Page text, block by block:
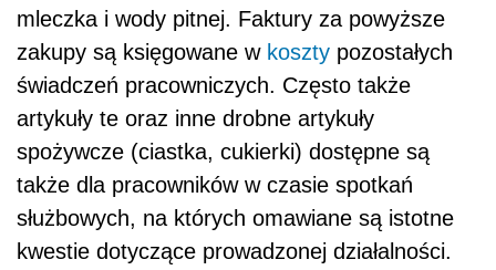
mleczka i wody pitnej. Faktury za powyższe
zakupy są księgowane w koszty pozostałych
świadczeń pracowniczych. Często także
artykuły te oraz inne drobne artykuły
spożywcze (ciastka, cukierki) dostępne są
także dla pracowników w czasie spotkań
służbowych, na których omawiane są istotne
kwestie dotyczące prowadzonej działalności.